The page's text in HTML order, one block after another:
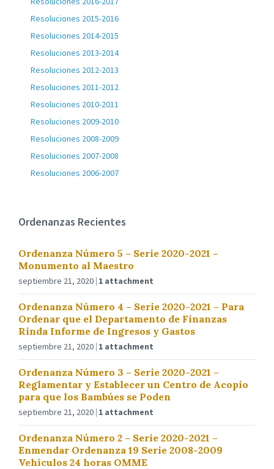
Resoluciones 2015-2016
Resoluciones 2014-2015
Resoluciones 2013-2014
Resoluciones 2012-2013
Resoluciones 2011-2012
Resoluciones 2010-2011
Resoluciones 2009-2010
Resoluciones 2008-2009
Resoluciones 2007-2008
Resoluciones 2006-2007
Ordenanzas Recientes
Ordenanza Número 5 – Serie 2020-2021 –
Monumento al Maestro
septiembre 21, 2020 1 attachment
Ordenanza Número 4 – Serie 2020-2021 – Para
Ordenar que el Departamento de Finanzas
Rinda Informe de Ingresos y Gastos
septiembre 21, 2020 1 attachment
Ordenanza Número 3 – Serie 2020-2021 –
Reglamentar y Establecer un Centro de Acopio
para que los Bambúes se Poden
septiembre 21, 2020 1 attachment
Ordenanza Número 2 – Serie 2020-2021 –
Enmendar Ordenanza 19 Serie 2008-2009
Vehículos 24 horas OMME